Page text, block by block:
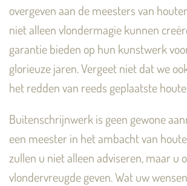
overgeven aan de meesters van
niet alleen vlondermagie kunnen
garantie bieden op hun kunstwerk
glorieuze jaren. Vergeet niet dat we
het redden van reeds geplaatste
Buitenschrijnwerk is geen gewone
een meester in het ambacht van
zullen u niet alleen adviseren, maar u
vlondervreugde geven. Wat uw